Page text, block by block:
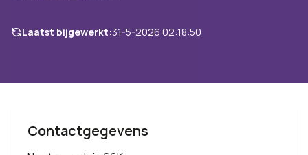
Laatst bijgewerkt:31-5-2026 02:18:50
Contactgegevens